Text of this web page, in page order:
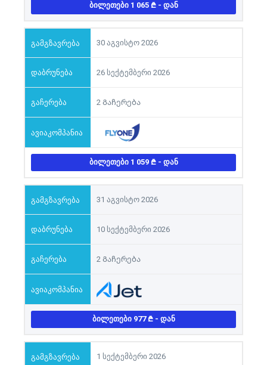
ᲑᲘᲚᲔᲗᲔᲑᲘ 1 065 - ᲓᲐᲜ
30 აგვისტო 2026
26 სექტემბერი 2026
2 Გაჩერება
ᲑᲘᲚᲔᲗᲔᲑᲘ 1 059 - ᲓᲐᲜ
31 აგვისტო 2026
10 სექტემბერი 2026
2 Გაჩერება
ᲑᲘᲚᲔᲗᲔᲑᲘ 977 - ᲓᲐᲜ
1 სექტემბერი 2026